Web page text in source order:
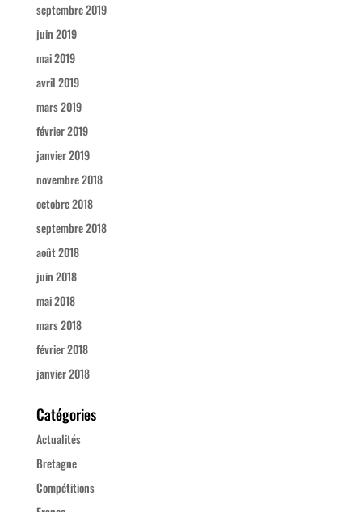
septembre 2019
juin 2019
mai 2019
avril 2019
mars 2019
février 2019
janvier 2019
novembre 2018
octobre 2018
septembre 2018
août 2018
juin 2018
mai 2018
mars 2018
février 2018
janvier 2018
Catégories
Actualités
Bretagne
Compétitions